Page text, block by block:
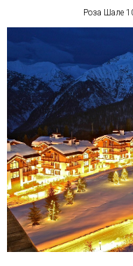
Роза Шале